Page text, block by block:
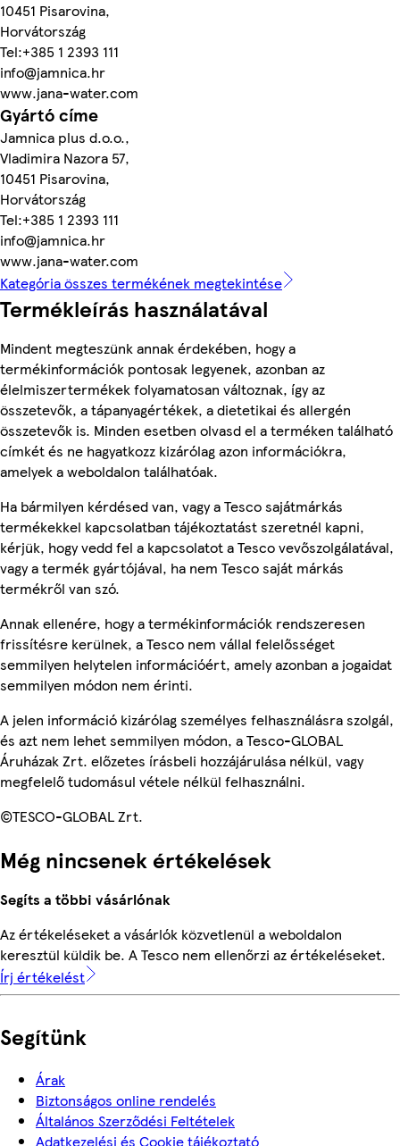
10451 Pisarovina,
Horvátország
Tel:+385 1 2393 111
info@jamnica.hr
www.jana-water.com
Gyártó címe
Jamnica plus d.o.o.,
Vladimira Nazora 57,
10451 Pisarovina,
Horvátország
Tel:+385 1 2393 111
info@jamnica.hr
www.jana-water.com
Kategória összes termékének megtekintése
Termékleírás használatával
Mindent megteszünk annak érdekében, hogy a
termékinformációk pontosak legyenek, azonban az
élelmiszertermékek folyamatosan változnak, így az
összetevők, a tápanyagértékek, a dietetikai és allergén
összetevők is. Minden esetben olvasd el a terméken található
címkét és ne hagyatkozz kizárólag azon információkra,
amelyek a weboldalon találhatóak.
Ha bármilyen kérdésed van, vagy a Tesco sajátmárkás
termékekkel kapcsolatban tájékoztatást szeretnél kapni,
kérjük, hogy vedd fel a kapcsolatot a Tesco vevőszolgálatával,
vagy a termék gyártójával, ha nem Tesco saját márkás
termékről van szó.
Annak ellenére, hogy a termékinformációk rendszeresen
frissítésre kerülnek, a Tesco nem vállal felelősséget
semmilyen helytelen információért, amely azonban a jogaidat
semmilyen módon nem érinti.
A jelen információ kizárólag személyes felhasználásra szolgál,
és azt nem lehet semmilyen módon, a Tesco-GLOBAL
Áruházak Zrt. előzetes írásbeli hozzájárulása nélkül, vagy
megfelelő tudomásul vétele nélkül felhasználni.
©TESCO-GLOBAL Zrt.
Még nincsenek értékelések
Segíts a többi vásárlónak
Az értékeléseket a vásárlók közvetlenül a weboldalon
keresztül küldik be. A Tesco nem ellenőrzi az értékeléseket.
Írj értékelést
Segítünk
Árak
Biztonságos online rendelés
Általános Szerződési Feltételek
Adatkezelési és Cookie tájékoztató